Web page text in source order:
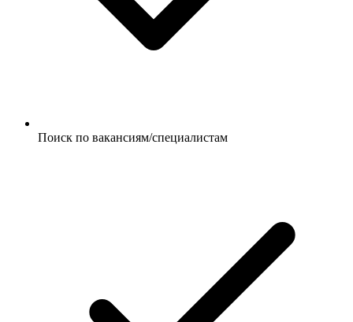
Поиск по вакансиям/специалистам